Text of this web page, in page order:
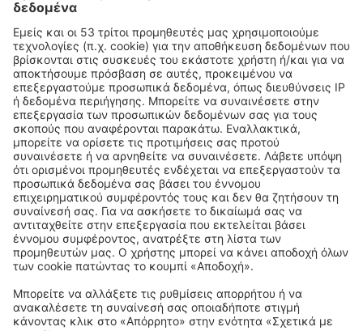
Μας συγχωρείτε, δεν υπάρχουν
αποτελέσματα για την αναζήτησή σας
Προσπαθήστε να κάνετε αναζήτηση με διαφορετικά κριτήρια
Copyright © eSky.gr. Με την επιφύλαξη παντός νομίμου δικαιώματος.